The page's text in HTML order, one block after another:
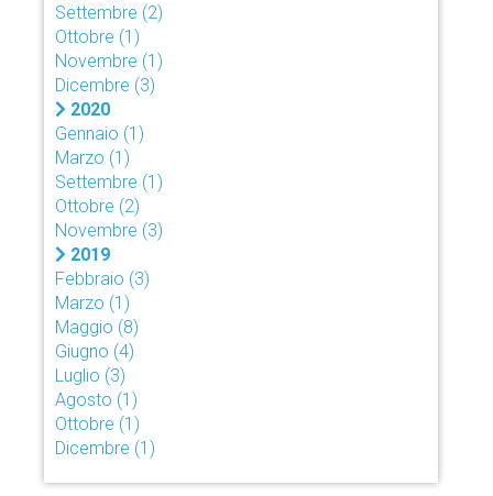
Settembre (2)
Ottobre (1)
Novembre (1)
Dicembre (3)
2020
Gennaio (1)
Marzo (1)
Settembre (1)
Ottobre (2)
Novembre (3)
2019
Febbraio (3)
Marzo (1)
Maggio (8)
Giugno (4)
Luglio (3)
Agosto (1)
Ottobre (1)
Dicembre (1)